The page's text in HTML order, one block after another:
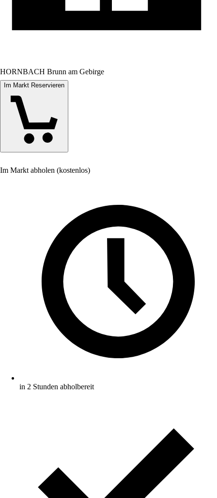
HORNBACH Brunn am Gebirge
Im Markt Reservieren
Im Markt abholen (kostenlos)
in 2 Stunden abholbereit